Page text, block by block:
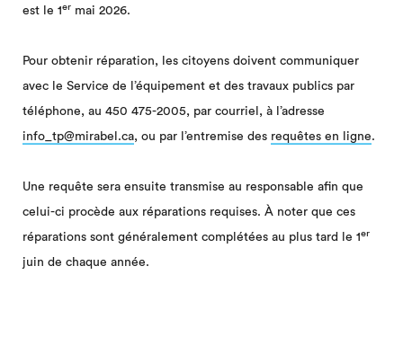
est le 1er mai 2026.
Pour obtenir réparation, les citoyens doivent communiquer
avec le Service de l’équipement et des travaux publics par
téléphone, au 450 475-2005, par courriel, à l’adresse
info_tp@mirabel.ca, ou par l’entremise des requêtes en ligne.
Une requête sera ensuite transmise au responsable afin que
celui-ci procède aux réparations requises. À noter que ces
réparations sont généralement complétées au plus tard le 1er
juin de chaque année.